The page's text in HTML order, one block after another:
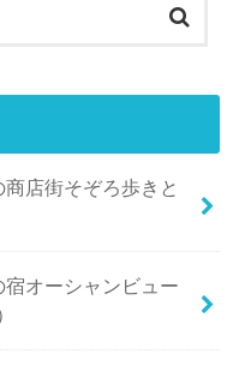
店街そぞろ歩きと
オーシャンビュー